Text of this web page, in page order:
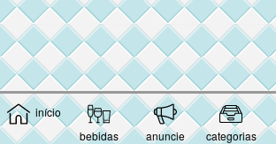
início
bebidas
anuncie categorias